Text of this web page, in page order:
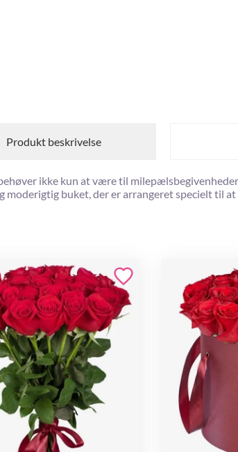
Produkt beskrivelse
ikke kun at være til
moderigtig buket, der er arrangeret specielt til